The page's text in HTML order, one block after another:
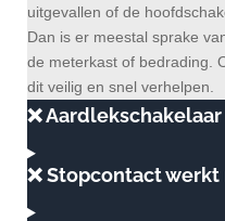
uitgevallen of de
Dan is er meestal sprake
de meterkast of bedrading.
dit veilig en snel verhelpen.
❌
❌ Stopcontact